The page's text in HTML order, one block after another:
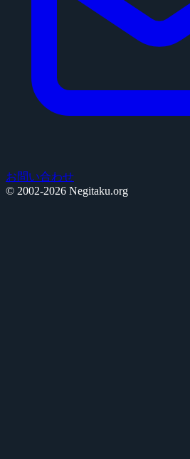
お問い合わせ
© 2002-2026 Negitaku.org